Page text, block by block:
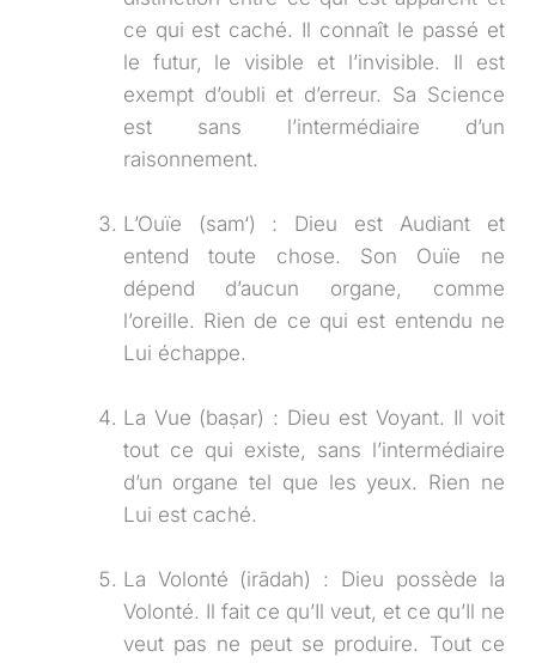
ce qui est caché. Il connaît le passé et
le futur, le visible et l’invisible. Il est
exempt d’oubli et d’erreur. Sa Science
est sans l’intermédiaire d’un
raisonnement.
L’Ouïe (sam‘) : Dieu est Audiant et
entend toute chose. Son Ouïe ne
dépend d’aucun organe, comme
l’oreille. Rien de ce qui est entendu ne
Lui échappe.
La Vue (baṣar) : Dieu est Voyant. Il voit
tout ce qui existe, sans l’intermédiaire
d’un organe tel que les yeux. Rien ne
Lui est caché.
La Volonté (irādah) : Dieu possède la
Volonté. Il fait ce qu’Il veut, et ce qu’Il ne
veut pas ne peut se produire. Tout ce